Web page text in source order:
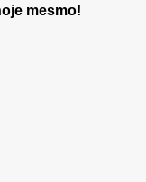
mesmo!